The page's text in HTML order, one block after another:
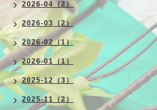
2026-04（2）
2026-03（2）
2026-02（1）
2026-01（1）
2025-12（3）
2025-11（2）